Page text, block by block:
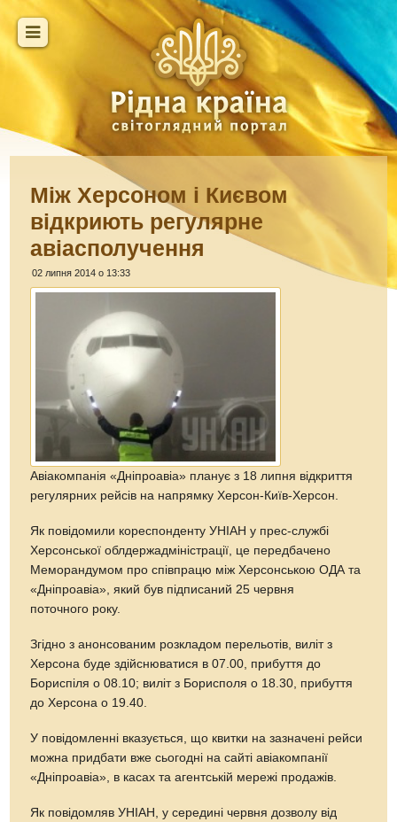
Між Херсоном і Києвом
відкриють регулярне
авіасполучення
02 липня 2014 о 13:33
Авіакомпанія «Дніпроавіа» планує з 18 липня відкриття
регулярних рейсів на напрямку Херсон-Київ-Херсон.
Як повідомили кореспонденту УНІАН у прес-службі
Херсонської облдержадміністрації, це передбачено
Меморандумом про співпрацю між Херсонською ОДА та
«Дніпроавіа», який був підписаний 25 червня
поточного року.
Згідно з анонсованим розкладом перельотів, виліт з
Херсона буде здійснюватися в 07.00, прибуття до
Бориспіля о 08.10; виліт з Борисполя о 18.30, прибуття
до Херсона о 19.40.
У повідомленні вказується, що квитки на зазначені рейси
можна придбати вже сьогодні на сайті авіакомпанії
«Дніпроавіа», в касах та агентській мережі продажів.
Як повідомляв УНІАН, у середині червня дозволу від